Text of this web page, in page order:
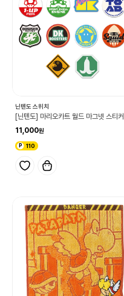
닌텐도 스위치
[닌텐도] 마리오카트 월드 마그넷 스티커
11,000
110